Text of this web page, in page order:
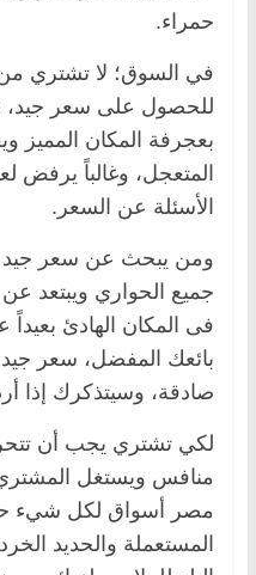
حمراء.
في السوق؛ لا تشتري من
للحصول على سعر جيد،
بعجرفة المكان المميز
المتعجل، وغالباً يرفض
الأسئلة عن السعر.
ومن يبحث عن سعر جيد
جميع الحواري ويبتعد
فى المكان الهادئ
بائعك المفضل، سعر
صادقة، وسيتذكرك إذا
لكي تشتري يجب أن
منافس ويستغل
مصر أسواق لكل شيء
المستعملة والحديد